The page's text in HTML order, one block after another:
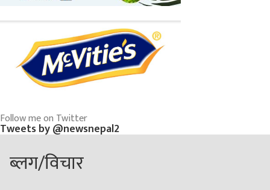
Follow me on Twitter
Tweets by @newsnepal2
ब्लग/विचार